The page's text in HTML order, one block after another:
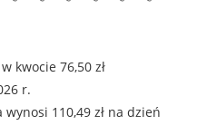
kwocie 76,50 zł
r.
110,49 zł na dzień